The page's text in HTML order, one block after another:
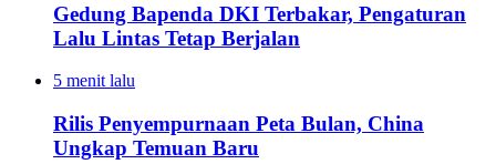
Gedung Bapenda DKI Terbakar, Pengaturan
Lalu Lintas Tetap Berjalan
5 menit lalu
Rilis Penyempurnaan Peta Bulan, China
Ungkap Temuan Baru